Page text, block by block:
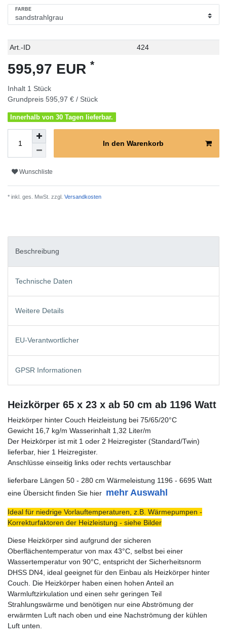
FARBE
Technisches
Wert
Art.-ID 424
595,97 EUR *
Inhalt 1 Stück
Grundpreis 595,97 € / Stück
Innerhalb von 30 Tagen lieferbar.
In den Warenkorb
Wunschliste
* inkl. ges. MwSt. zzgl. Versandkosten
Beschreibung
Technische Daten
Weitere Details
EU-Verantwortlicher
GPSR Informationen
Heizkörper 65 x 23 x ab 50 cm ab 1196 Watt
Heizkörper hinter Couch Heizleistung bei 75/65/20°C
Gewicht 16,7 kg/m Wasserinhalt 1,32 Liter/m
Der Heizkörper ist mit 1 oder 2 Heizregister (Standard/Twin)
lieferbar, hier 1 Heizregister.
Anschlüsse einseitig links oder rechts vertauschbar
lieferbare Längen 50 - 280 cm Wärmeleistung 1196 - 6695 Watt
eine Übersicht finden Sie hier mehr Auswahl
Ideal für niedrige Vorlauftemperaturen, z.B. Wärmepumpen -
Korrekturfaktoren der Heizleistung - siehe Bilder
Diese Heizkörper sind aufgrund der sicheren
Oberflächentemperatur von max 43°C, selbst bei einer
Wassertemperatur von 90°C, entspricht der Sicherheitsnorm
DHSS DN4, ideal geeignet für den Einbau als Heizkörper hinter
Couch. Die Heizkörper haben einen hohen Anteil an
Warmluftzirkulation und einen sehr geringen Teil
Strahlungswärme und benötigen nur eine Abströmung der
erwärmten Luft nach oben und eine Nachströmung der kühlen
Luft unten.